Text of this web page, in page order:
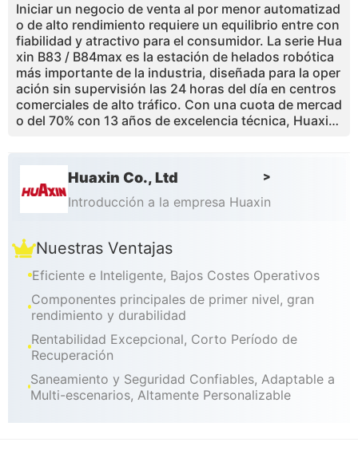
Iniciar un negocio de venta al por menor automatizad
o de alto rendimiento requiere un equilibrio entre con
fiabilidad y atractivo para el consumidor. La serie Hua
xin B83 / B84max es la estación de helados robótica
más importante de la industria, diseñada para la oper
ación sin supervisión las 24 horas del día en centros
comerciales de alto tráfico. Con una cuota de mercad
o del 70% con 13 años de excelencia técnica, Huaxin
ave premium en solo 15 segundos, la serie B83 aprov
echa la tecnología patentada de bomba de aire de de
sbordamiento del 43% para maximizar el volumen del
producto y el beneficio por taza. Diseñados con enfri
control RK maestro, estos quioscos certificados CE /
ontacto para centros comerciales y aeropuertos, ofr
eciendo un comprobado período de retorno de invers
ión de 3 a 4 meses.
Huaxin Co., Ltd >
Introducción a la empresa Huaxin
Nuestras Ventajas
Eficiente e Inteligente, Bajos Costes Operativos
Componentes principales de primer nivel, gran
rendimiento y durabilidad
Rentabilidad Excepcional, Corto Período de
Recuperación
Saneamiento y Seguridad Confiables, Adaptable a
Multi-escenarios, Altamente Personalizable